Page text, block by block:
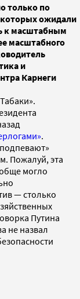
только по
которых ожидали
к масштабным
масштабного
и
Карнеги
.
Пожалуй, эта
могло
— столько
Путина
не назвал